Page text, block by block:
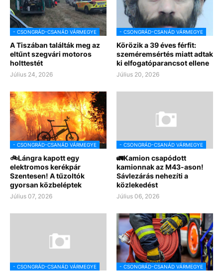
- CSONGRÁD-CSANÁD VÁRMEGYE
A Tiszában találták meg az
eltűnt szegvári motoros
holttestét
Július 24, 2026
- CSONGRÁD-CSANÁD VÁRMEGYE
Körözik a 39 éves férfit:
szeméremsértés miatt adtak
ki elfogatóparancsot ellene
Július 20, 2026
- CSONGRÁD-CSANÁD VÁRMEGYE
🚲Lángra kapott egy
elektromos kerékpár
Szentesen! A tűzoltók
gyorsan közbeléptek
Július 07, 2026
- CSONGRÁD-CSANÁD VÁRMEGYE
🚛Kamion csapódott
kamionnak az M43-ason!
Sávlezárás nehezíti a
közlekedést
Július 06, 2026
- CSONGRÁD-CSANÁD VÁRMEGYE - CSONGRÁD-CSANÁD VÁRMEGYE